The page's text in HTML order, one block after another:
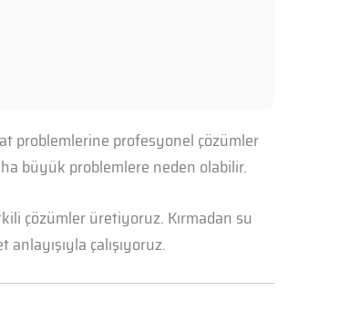
problemlerine profesyonel çözümler
büyük problemlere neden olabilir.
çözümler üretiyoruz. Kırmadan su
çalışıyoruz.